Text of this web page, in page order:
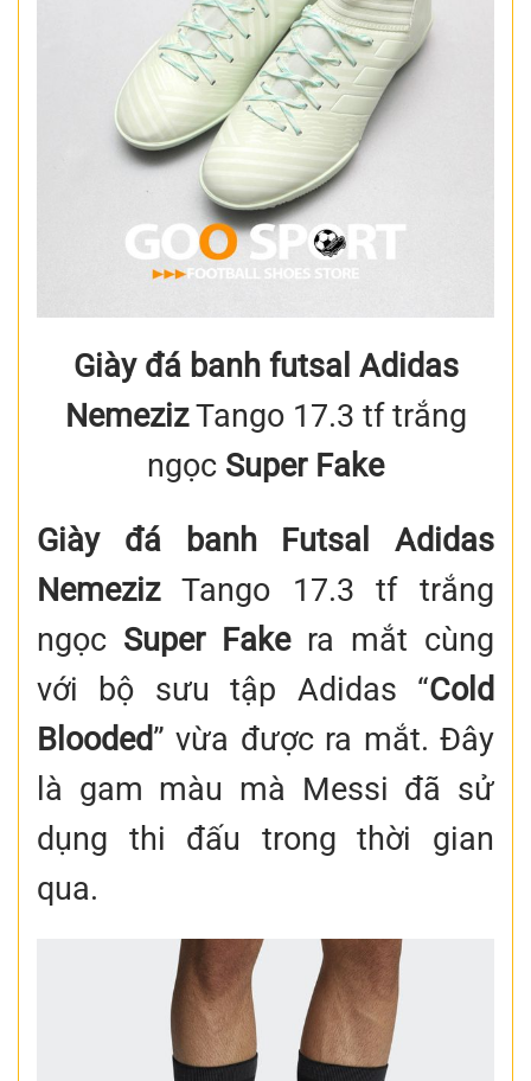
Giày đá banh futsal Adidas
NemezizTango 17.3 tf trắng
ngọc Super Fake
Giày đá banh Futsal Adidas
NemezizTango 17.3 tf trắng
ngọc Super Fakera mắt cùng
với bộ sưu tập Adidas “Cold
Blooded” vừa được ra mắt. Đây
là gam màu mà Messi đã sử
dụng thi đấu trong thời gian
qua.